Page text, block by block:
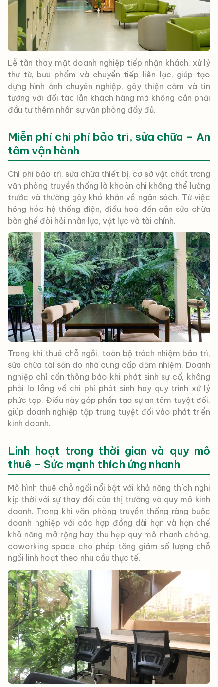
Lễ tân thay mặt doanh nghiệp tiếp nhận khách, xử lý
thư từ, bưu phẩm và chuyển tiếp liên lạc, giúp tạo
dựng hình ảnh chuyên nghiệp, gây thiện cảm và tin
tưởng với đối tác lẫn khách hàng mà không cần phải
đầu tư thêm nhân sự văn phòng đầy đủ.
Miễn phí chi phí bảo trì, sửa chữa – An
tâm vận hành
Chi phí bảo trì, sửa chữa thiết bị, cơ sở vật chất trong
văn phòng truyền thống là khoản chi không thể lường
trước và thường gây khó khăn về ngân sách. Từ việc
hỏng hóc hệ thống điện, điều hoà đến cần sửa chữa
bàn ghế đòi hỏi nhân lực, vật lực và tài chính.
Trong khi thuê chỗ ngồi, toàn bộ trách nhiệm bảo trì,
sửa chữa tài sản do nhà cung cấp đảm nhiệm. Doanh
nghiệp chỉ cần thông báo khi phát sinh sự cố, không
phải lo lắng về chi phí phát sinh hay quy trình xử lý
phức tạp. Điều này góp phần tạo sự an tâm tuyệt đối,
giúp doanh nghiệp tập trung tuyệt đối vào phát triển
kinh doanh.
Linh hoạt trong thời gian và quy mô
thuê – Sức mạnh thích ứng nhanh
Mô hình thuê chỗ ngồi nổi bật với khả năng thích nghi
kịp thời với sự thay đổi của thị trường và quy mô kinh
doanh. Trong khi văn phòng truyền thống ràng buộc
doanh nghiệp với các hợp đồng dài hạn và hạn chế
khả năng mở rộng hay thu hẹp quy mô nhanh chóng,
coworking space cho phép tăng giảm số lượng chỗ
ngồi linh hoạt theo nhu cầu thực tế.